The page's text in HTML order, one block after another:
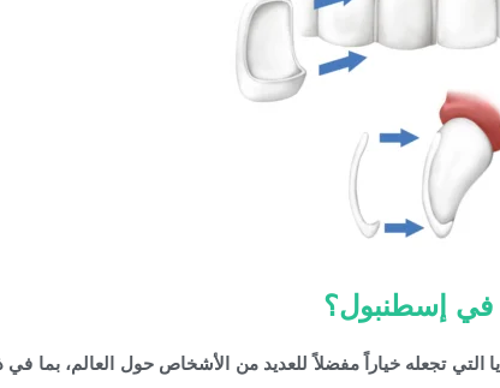
في إسطنبول؟
التي تجعله خياراً مفضلاً للعديد من الأشخاص حول العالم، بما